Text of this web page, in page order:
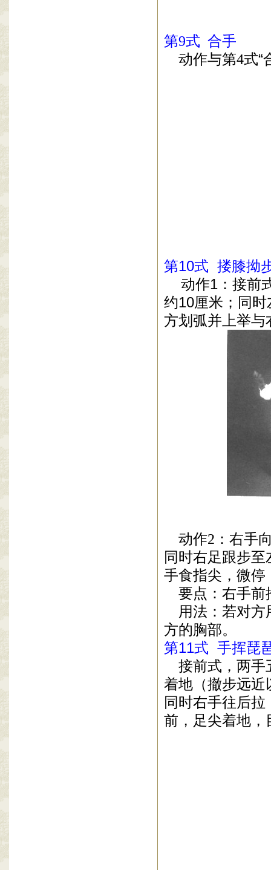
第9式 合手
动作与第4式“
第10式 搂膝拗
动作1 ：接前
约10厘米；同
方划弧并上举与
动作2 ：右手
同时右足跟步
手食指尖，微停
要点：右手前
用法：若对
方的胸部。
第11式 手挥琵
接前式，两手
着地（撤步远近
同时右手往后
前，足尖着地，